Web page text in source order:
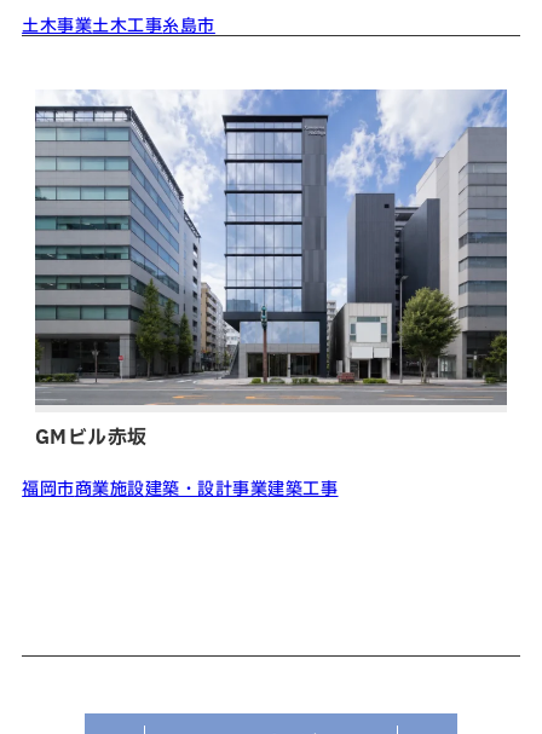
土木事業土木工事糸島市
GMビル赤坂
福岡市商業施設建築・設計事業建築工事